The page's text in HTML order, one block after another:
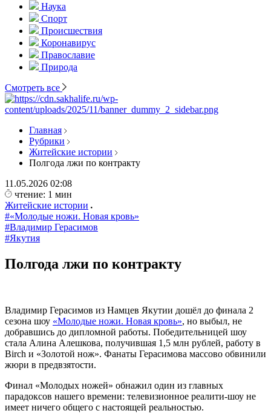
Наука
Спорт
Происшествия
Коронавирус
Православие
Природа
Смотреть все
Главная
Рубрики
Житейские истории
Полгода лжи по контракту
11.05.2026 02:08
чтение: 1 мин
Житейские истории
#«Молодые ножи. Новая кровь»
#Владимир Герасимов
#Якутия
Полгода лжи по контракту
Владимир Герасимов из Намцев Якутии дошёл до финала 2
сезона шоу «Молодые ножи. Новая кровь», но выбыл, не
добравшись до дипломной работы. Победительницей шоу
стала Алина Алешкова, получившая 1,5 млн рублей, работу в
Birch и «Золотой нож». Фанаты Герасимова массово обвинили
жюри в предвзятости.
Финал «Молодых ножей» обнажил один из главных
парадоксов нашего времени: телевизионное реалити-шоу не
имеет ничего общего с настоящей реальностью.